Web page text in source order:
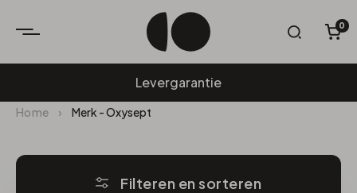
Levergarantie
0
Home › Merk - Oxysept
Filteren en sorteren